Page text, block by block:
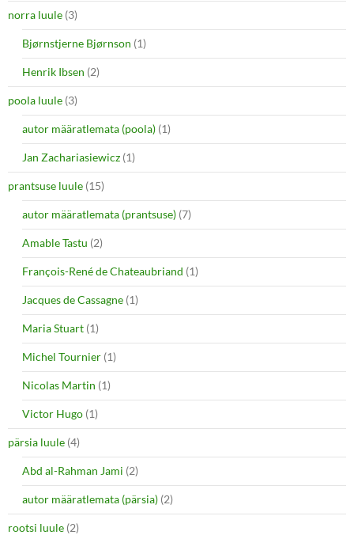
norra luule (3)
Bjørnstjerne Bjørnson (1)
Henrik Ibsen (2)
poola luule (3)
autor määratlemata (poola) (1)
Jan Zachariasiewicz (1)
prantsuse luule (15)
autor määratlemata (prantsuse) (7)
Amable Tastu (2)
François-René de Chateaubriand (1)
Jacques de Cassagne (1)
Maria Stuart (1)
Michel Tournier (1)
Nicolas Martin (1)
Victor Hugo (1)
pärsia luule (4)
Abd al-Rahman Jami (2)
autor määratlemata (pärsia) (2)
rootsi luule (2)